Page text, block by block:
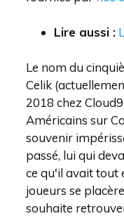
Lire aussi :
Le nom du
Celik
2018 chez
Américains sur
souvenir
passé, lui qui
ce qu'il avait tout
joueurs se
souhaite